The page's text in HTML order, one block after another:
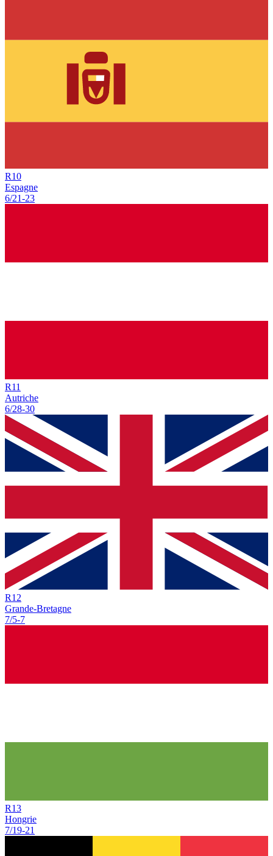
R10
Espagne
6/21-23
R11
Autriche
6/28-30
R12
Grande-Bretagne
7/5-7
R13
Hongrie
7/19-21